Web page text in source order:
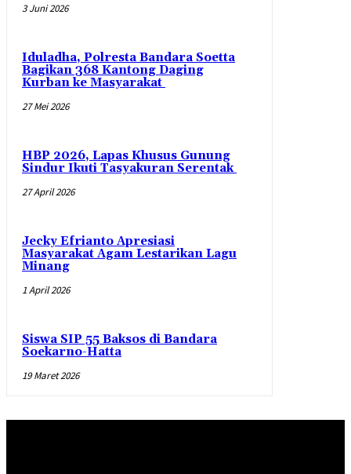
3 Juni 2026
Iduladha, Polresta Bandara Soetta
Bagikan 368 Kantong Daging
Kurban ke Masyarakat
27 Mei 2026
HBP 2026, Lapas Khusus Gunung
Sindur Ikuti Tasyakuran Serentak
27 April 2026
Jecky Efrianto Apresiasi
Masyarakat Agam Lestarikan Lagu
Minang
1 April 2026
Siswa SIP 55 Baksos di Bandara
Soekarno-Hatta
19 Maret 2026